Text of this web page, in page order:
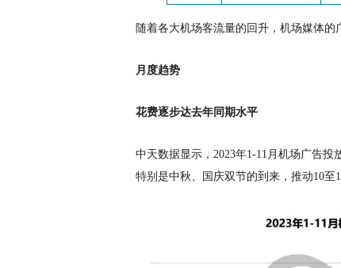
随着各大机场客流量的回升，机场媒体的
月度趋势
花费逐步达去年同期水平
中天数据显示， 2023年1-11月机场广告投
特别是中秋、国庆双节的到来，推动10至